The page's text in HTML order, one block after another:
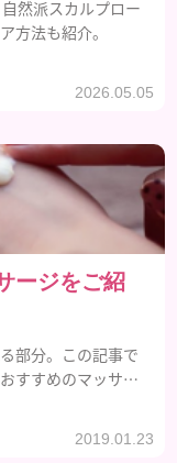
然派スカルプロー
方法も紹介。
2026.05.05
ージをご紹
部分。この記事で
すすめのマッサー
2019.01.23